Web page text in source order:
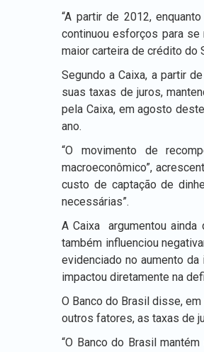
“A partir de 2012,
continuou esforços para
maior carteira de crédito do
Segundo a Caixa, a partir
suas taxas de juros,
pela Caixa, em agosto
ano.
“O movimento de
macroeconômico”,
custo de captação de
necessárias”.
A Caixa argumentou
também influenciou
evidenciado no aumento
impactou diretamente na
O Banco do Brasil disse,
outros fatores, as taxas de
“O Banco do Brasil